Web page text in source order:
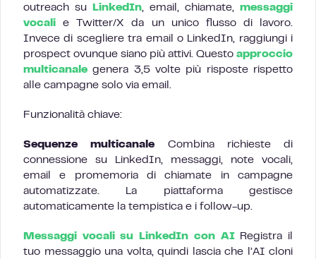
outreach su
LinkedIn, email, chiamate, messaggi
vocali e Twitter/X da un unico flusso di lavoro.
Invece di scegliere tra email o LinkedIn, raggiungi i
prospect ovunque siano più attivi. Questo approccio
multicanale genera 3,5 volte più risposte rispetto
alle campagne solo via email.
Funzionalità chiave:
Sequenze multicanale Combina richieste di
connessione su LinkedIn, messaggi, note vocali,
email e promemoria di chiamate in campagne
automatizzate. La piattaforma gestisce
automaticamente la tempistica e i follow-up.
Messaggi vocali su LinkedIn con AIRegistra il
tuo messaggio una volta, quindi lascia che l’AI cloni